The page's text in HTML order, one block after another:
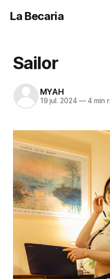
La Becaria
Sailor
MYAH
19 jul. 2024 —4 min